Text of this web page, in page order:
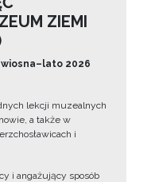
ZIEMI
2026
lekcji muzealnych
a także w
i
i angażujący sposób